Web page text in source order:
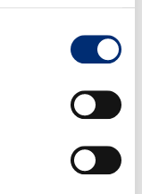
la
in Italia, in
esercenti.